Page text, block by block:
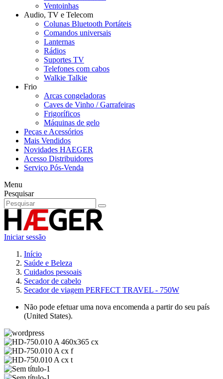
Ventoinhas
Audio, TV e Telecom
Colunas Bluetooth Portáteis
Comandos universais
Lanternas
Rádios
Suportes TV
Telefones com cabos
Walkie Talkie
Frio
Arcas congeladoras
Caves de Vinho / Garrafeiras
Frigoríficos
Máquinas de gelo
Peças e Acessórios
Mais Vendidos
Novidades HAEGER
Acesso Distribuidores
Serviço Pós-Venda
Menu
Pesquisar
Iniciar sessão
Início
Saúde e Beleza
Cuidados pessoais
Secador de cabelo
Secador de viagem PERFECT TRAVEL - 750W
Não pode efetuar uma nova encomenda a partir do seu país
(United States).